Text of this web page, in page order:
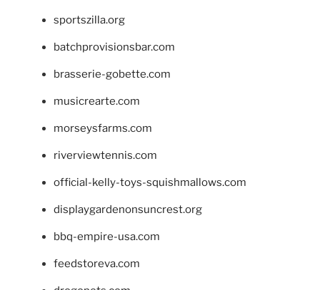
sportszilla.org
batchprovisionsbar.com
brasserie-gobette.com
musicrearte.com
morseysfarms.com
riverviewtennis.com
official-kelly-toys-squishmallows.com
displaygardenonsuncrest.org
bbq-empire-usa.com
feedstoreva.com